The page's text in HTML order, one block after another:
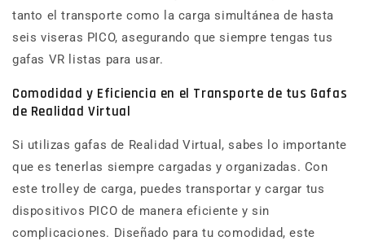
tanto el transporte como la carga simultánea de hasta
seis viseras PICO, asegurando que siempre tengas tus
gafas VR listas para usar.
Comodidad y Eficiencia en el Transporte de tus Gafas
de Realidad Virtual
Si utilizas gafas de Realidad Virtual, sabes lo importante
que es tenerlas siempre cargadas y organizadas. Con
este trolley de carga, puedes transportar y cargar tus
dispositivos PICO de manera eficiente y sin
complicaciones. Diseñado para tu comodidad, este